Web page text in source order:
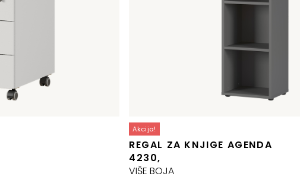
Akcija!
REGAL ZA KNJIGE AGENDA
4230,
VIŠE BOJA